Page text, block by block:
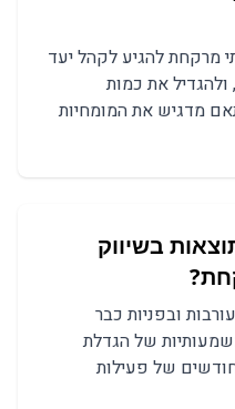
מרקחת להגיע לקהל יעד
ולהגדיל את כמות
מדגיש את המומחיות
בשיווק
ובפניות כבר
של הגדלת
הלקוחות נראות תוך 2-3 חודשים של פעילות